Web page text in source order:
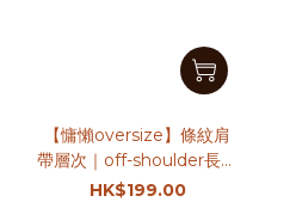
【慵懶oversize】條紋肩
帶層次｜off-shoulder長袖
衛衣｜3色入
HK$199.00